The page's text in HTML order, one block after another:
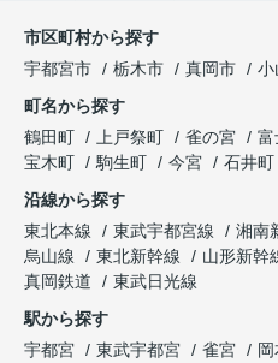
市区町村から探す
宇都宮市
栃木市 真岡市 小
町名から探す
鶴田町
上戸祭町 雀の宮 富
宝木町
駒生町 今宮 石井町
沿線から探す
東北本線
東武宇都宮線 湘南
烏山線
東北新幹線 山形新幹
真岡鉄道
東武日光線
駅から探す
宇都宮
東武宇都宮 雀宮 岡